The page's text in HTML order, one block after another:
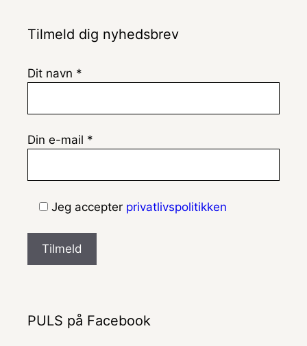
Tilmeld dig nyhedsbrev
Dit navn *
Din e-mail *
Jeg accepter privatlivspolitikken
PULS på Facebook